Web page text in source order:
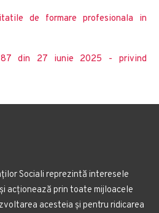
de formare profesionala in
87 din 27 iunie 2025 - privind
Sociali reprezintă interesele
acționează prin toate mijloacele
acesteia și pentru ridicarea